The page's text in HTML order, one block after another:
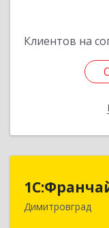
Клиентов на
Димитровград
433505,